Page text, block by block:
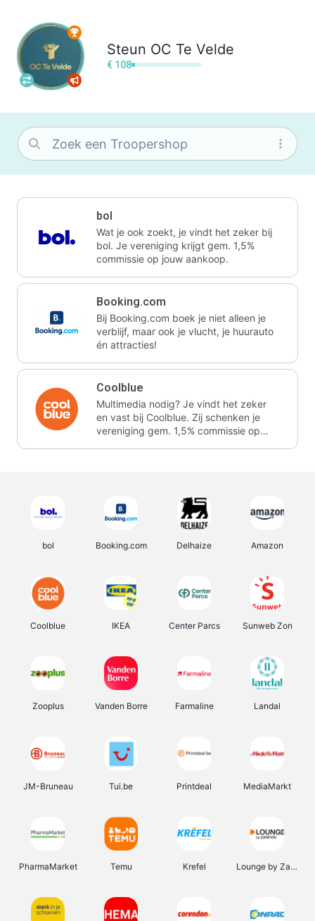
Steun OC Te Velde
€ 108
bol
Wat je ook zoekt, je vindt het zeker bij
bol. Je vereniging krijgt gem. 1,5%
commissie op jouw aankoop.
Booking.com
Bij Booking.com boek je niet alleen je
verblijf, maar ook je vlucht, je huurauto
én attracties!
Coolblue
Multimedia nodig? Je vindt het zeker
en vast bij Coolblue. Zij schenken je
vereniging gem. 1,5% commissie op
bol Booking.com Delhaize Amazon
Coolblue IKEA Center Parcs Sunweb Zon
Zooplus Vanden Borre Farmaline Landal
JM-Bruneau Tui.be Printdeal MediaMarkt
PharmaMarket Temu Krefel Lounge by Zalando